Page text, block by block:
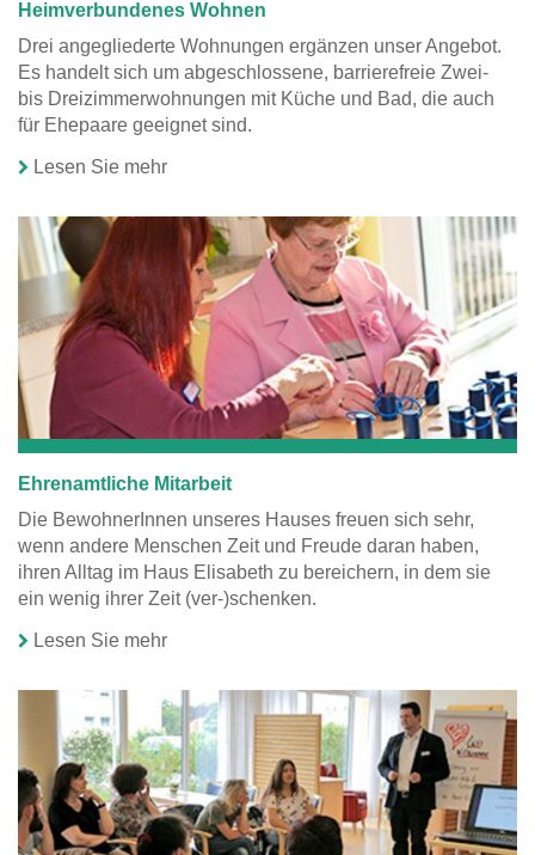
Heimverbundenes Wohnen
Drei angegliederte Wohnungen ergänzen unser Angebot.
Es handelt sich um abgeschlossene, barrierefreie Zwei-
bis Dreizimmerwohnungen mit Küche und Bad, die auch
für Ehepaare geeignet sind.
Lesen Sie mehr
Ehrenamtliche Mitarbeit
Die BewohnerInnen unseres Hauses freuen sich sehr,
wenn andere Menschen Zeit und Freude daran haben,
ihren Alltag im Haus Elisabeth zu bereichern, in dem sie
ein wenig ihrer Zeit (ver-)schenken.
Lesen Sie mehr